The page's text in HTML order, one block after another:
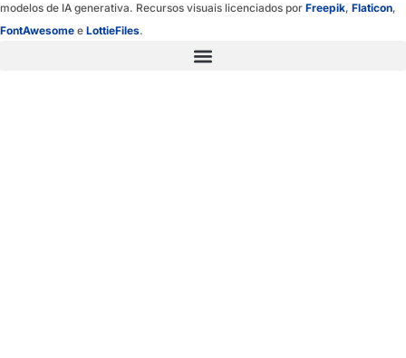
modelos de IA generativa. Recursos visuais licenciados por Freepik, Flaticon,
FontAwesome e LottieFiles.